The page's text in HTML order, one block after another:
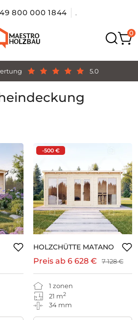
5.0
800 000 1844 .
-500 €
HOLZCHÜTTE MATANO
1 zonen
21 m2
34 mm
Preis ab 6 628 € 7 128 €